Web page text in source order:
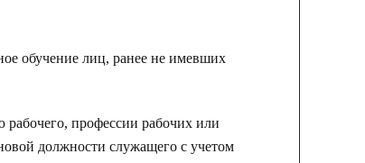
обучение лиц, ранее не имевших
профессии рабочих или
должности служащего с учетом